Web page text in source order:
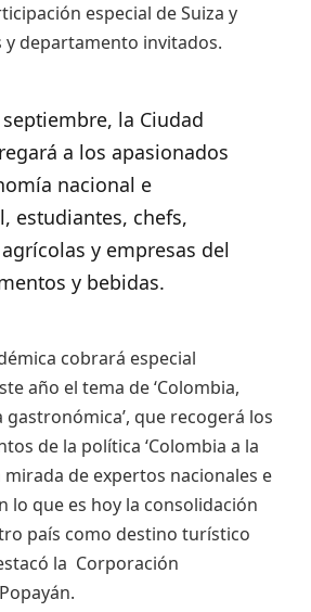
especial de Suiza y
y departamento invitados.
la Ciudad
a los apasionados
nacional e
estudiantes, chefs,
y empresas del
y bebidas.
cobrará especial
año el tema de ‘Colombia,
que recogerá los
de la política ‘Colombia a la
mirada de expertos nacionales e
lo que es hoy la consolidación
país como destino turístico
la Corporación